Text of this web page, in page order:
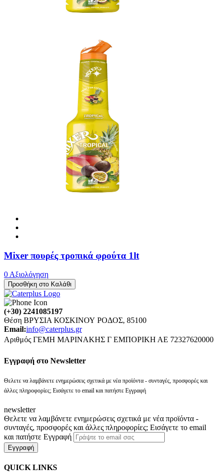
Mixer πουρές τροπικά φρούτα 1lt
0 Αξιολόγηση
Προσθήκη στο Καλάθι
(+30) 2241085197
Θέση ΒΡΥΣΙΑ ΚΟΣΚΙΝΟΥ ΡΟΔΟΣ, 85100
Email:info@caterplus.gr
Αριθμός ΓΕΜΗ ΜΑΡΙΝΑΚΗΣ Γ ΕΜΠΟΡΙΚΗ ΑΕ 72327620000
Eγγραφή στο Newsletter
Θελετε να λαμβάνετε ενημερώσεις σχετικά με νέα προϊόντα - συνταγές, προσφορές και
άλλες πληροφορίες; Εισάγετε το email και πατήστε Εγγραφή
newsletter
Θελετε να λαμβάνετε ενημερώσεις σχετικά με νέα προϊόντα -
συνταγές, προσφορές και άλλες πληροφορίες; Εισάγετε το email
και πατήστε Εγγραφή
Εγγραφή
QUICK LINKS